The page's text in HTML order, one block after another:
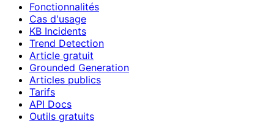
Fonctionnalités
Cas d'usage
KB Incidents
Trend Detection
Article gratuit
Grounded Generation
Articles publics
Tarifs
API Docs
Outils gratuits